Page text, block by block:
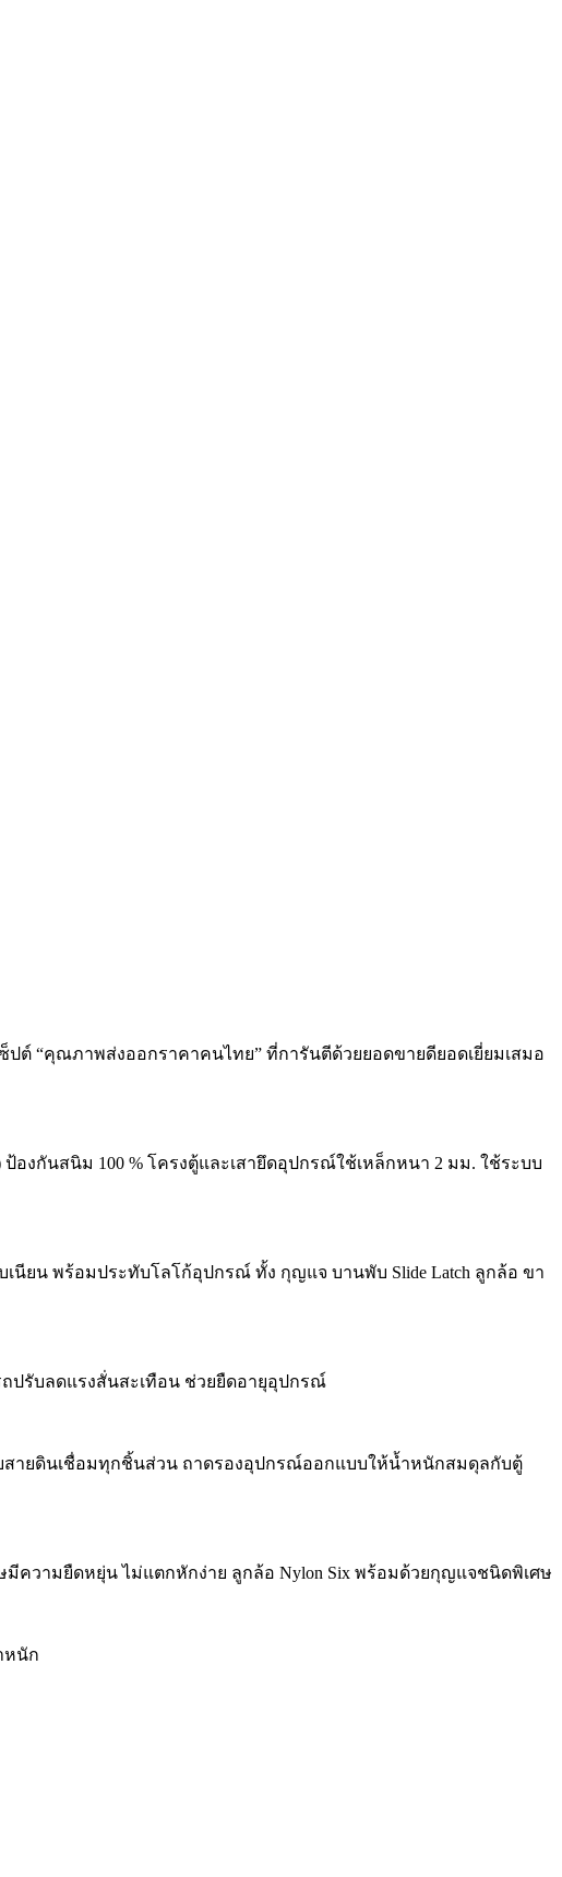
ปต์ “คุณภาพส่งออกราคาคนไทย” ที่การันตีด้วยยอดขายดียอดเยี่ยมเสมอ
ป้องกันสนิม 100 % โครงตู้และเสายึดอุปกรณ์ใช้เหล็กหนา 2 มม. ใช้ระบบ
เนียน พร้อมประทับโลโก้อุปกรณ์ ทั้ง กุญแจ บานพับ Slide Latch ลูกล้อ ขา
ถปรับลดแรงสั่นสะเทือน ช่วยยืดอายุอุปกรณ์
บสายดินเชื่อมทุกชิ้นส่วน ถาดรองอุปกรณ์ออกแบบให้น้ำหนักสมดุลกับตู้
ความยืดหยุ่น ไม่แตกหักง่าย ลูกล้อ Nylon Six พร้อมด้วยกุญแจชนิดพิเศษ
หนัก